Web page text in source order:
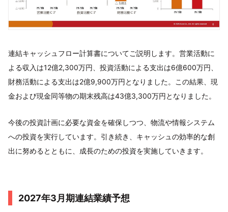
連結キャッシュフロー計算書についてご説明します。営業活動に
よる収入は12億2,300万円、投資活動による支出は6億600万円、
財務活動による支出は2億9,900万円となりました。この結果、現
金および現金同等物の期末残高は43億3,300万円となりました。
今後の投資計画に必要な資金を確保しつつ、物流や情報システム
への投資を実行しています。引き続き、キャッシュの効率的な創
出に努めるとともに、成長のための投資を実施していきます。
2027年3月期連結業績予想